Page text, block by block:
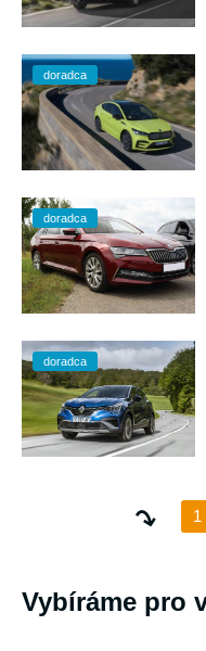
doradca
doradca
doradca
1
Vybíráme pro